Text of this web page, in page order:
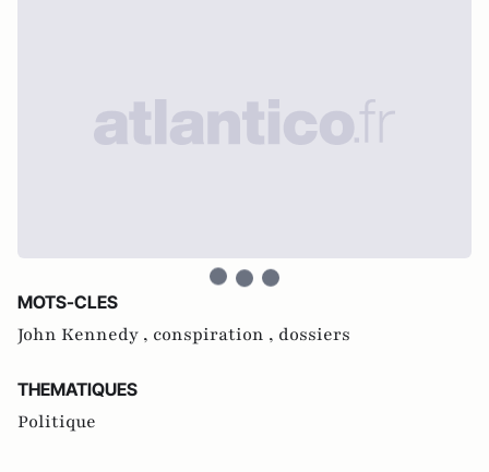
MOTS-CLES
John Kennedy , conspiration , dossiers
THEMATIQUES
Politique